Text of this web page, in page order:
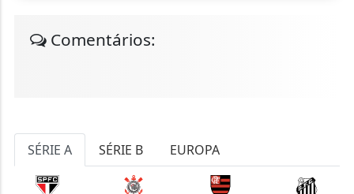
Comentários:
SÉRIE A SÉRIE B EUROPA